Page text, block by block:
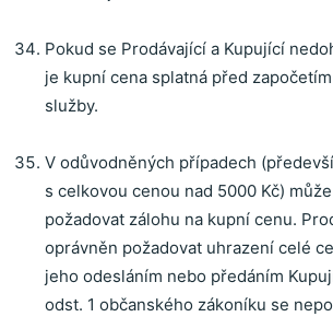
Pokud se Prodávající a Kupující
je kupní cena splatná před
služby.
V odůvodněných případech
s celkovou cenou nad 5000 Kč)
požadovat zálohu na kupní cenu.
oprávněn požadovat uhrazení celé
jeho odesláním nebo předáním
odst. 1 občanského zákoníku se